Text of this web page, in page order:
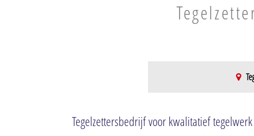
Tegelzettersbedrijf voor kwalitatief tegelwerk